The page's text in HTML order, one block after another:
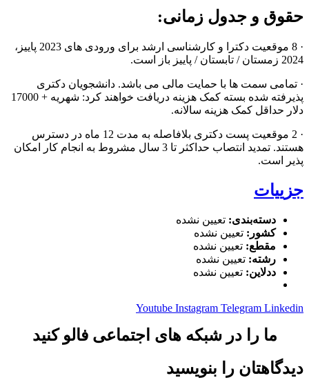
حقوق و جدول زمانی:
· 8 موقعیت دکترا و کارشناسی ارشد برای ورودی های 2023 پاییز،
2024 زمستان / تابستان / پاییز باز است.
· تمامی سمت ها با حمایت مالی می باشد. دانشجویان دکتری
پذیرفته شده بسته کمک هزینه دریافت خواهند کرد: شهریه + 17000
دلار حداقل کمک هزینه سالانه.
· 2 موقعیت پست دکتری بلافاصله به مدت 12 ماه در دسترس
هستند. تمدید انتصاب حداکثر تا 3 سال مشروط به انجام کار امکان
پذیر است.
جزييات
دسته‌بندی: تعیین نشده
کشور: تعیین نشده
مقطع: تعیین نشده
رشته: تعیین نشده
ددلاین: تعیین نشده
Youtube Instagram Telegram Linkedin
ما را در شبکه های اجتماعی فالو کنید
دیدگاهتان را بنویسید